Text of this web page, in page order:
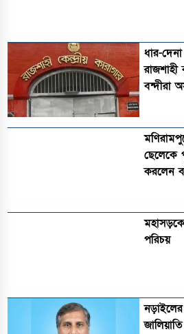
ধার-
রাজশাহী
বন্দীরা
ছেলেকে
করলেন
পরিচয়